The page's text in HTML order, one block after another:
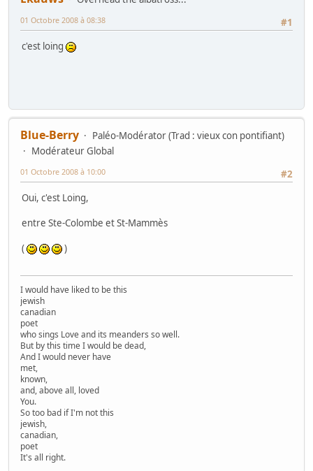
#1
01 Octobre 2008 à 08:38
c'est loing
Blue-Berry
Paléo-Modérator (Trad : vieux con pontifiant)
Modérateur Global
#2
01 Octobre 2008 à 10:00
Oui, c'est Loing,
entre Ste-Colombe et St-Mammès
(
)
I would have liked to be this
jewish
canadian
poet
who sings Love and its meanders so well.
But by this time I would be dead,
And I would never have
met,
known,
and, above all, loved
You.
So too bad if I'm not this
jewish,
canadian,
poet
It's all right.